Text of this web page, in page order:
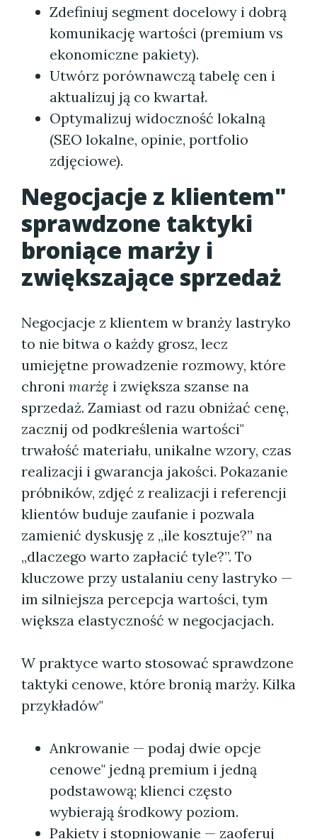
Zdefiniuj segment docelowy i dobrą
komunikację wartości (premium vs
ekonomiczne pakiety).
Utwórz porównawczą tabelę cen i
aktualizuj ją co kwartał.
Optymalizuj widoczność lokalną
(SEO lokalne, opinie, portfolio
zdjęciowe).
Negocjacje z klientem"
sprawdzone taktyki
broniące marży i
zwiększające sprzedaż
Negocjacje z klientem w branży lastryko
to nie bitwa o każdy grosz, lecz
umiejętne prowadzenie rozmowy, które
chroni marżę i zwiększa szanse na
sprzedaż. Zamiast od razu obniżać cenę,
zacznij od podkreślenia wartości"
trwałość materiału, unikalne wzory, czas
realizacji i gwarancja jakości. Pokazanie
próbników, zdjęć z realizacji i referencji
klientów buduje zaufanie i pozwala
zamienić dyskusję z „ile kosztuje?” na
„dlaczego warto zapłacić tyle?”. To
kluczowe przy ustalaniu ceny lastryko —
im silniejsza percepcja wartości, tym
większa elastyczność w negocjacjach.
W praktyce warto stosować sprawdzone
taktyki cenowe, które bronią marży. Kilka
przykładów"
Ankrowanie — podaj dwie opcje
cenowe" jedną premium i jedną
podstawową; klienci często
wybierają środkowy poziom.
Pakiety i stopniowanie — zaoferuj